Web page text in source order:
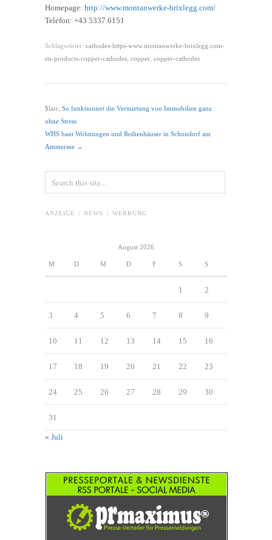
Homepage: http://www.montanwerke-brixlegg.com/
Telefon: +43 5337 6151
Schlagwörter: cathodes-https-www.montanwerke-brixlegg.com-
en-products-copper-cathodes copper copper-cathodes
$larr; So funktioniert die Vermietung von Immobilien ganz
ohne Stress
WHS baut Wohnungen und Reihenhäuser in Schondorf am
Ammersee →
ANZEIGE | NEWS | WERBUNG
August 2026
M D M D F S S
1 2
3 4 5 6 7 8 9
10 11 12 13 14 15 16
17 18 19 20 21 22 23
24 25 26 27 28 29 30
31
« Juli